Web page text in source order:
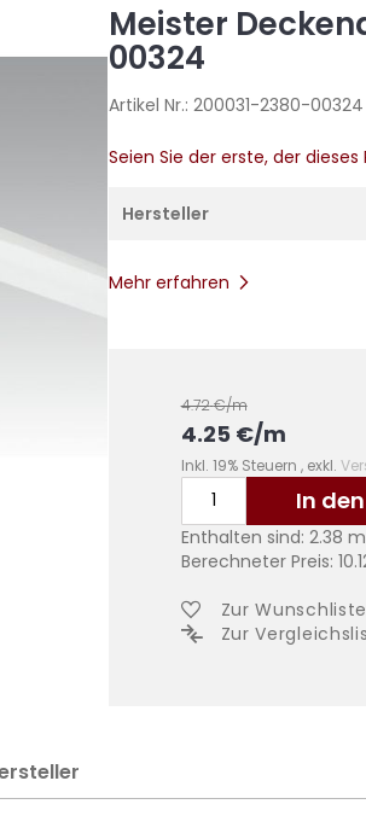
Meister
00324
Artikel Nr.: 200031-2380-00324
Seien Sie der erste, der
Hersteller
Mehr erfahren
4.72€/m
4.25 €/m
Inkl. 19% Steuern , exkl.
In
Enthalten sind: 2.38 m
Berechneter Preis:
Zur
Zur